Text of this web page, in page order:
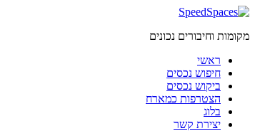
מקומות וחיבורים נכונים
ראשי
חיפוש נכסים
ביקוש נכסים
הצטרפות כמארח
בלוג
יצירת קשר